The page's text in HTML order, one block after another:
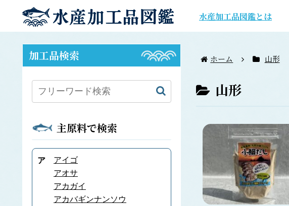
水産加工品図鑑とは
ホーム 山形
山形
加工品検索
主原料で検索
ア
アイゴ
アオサ
アカガイ
アカバギンナンソウ